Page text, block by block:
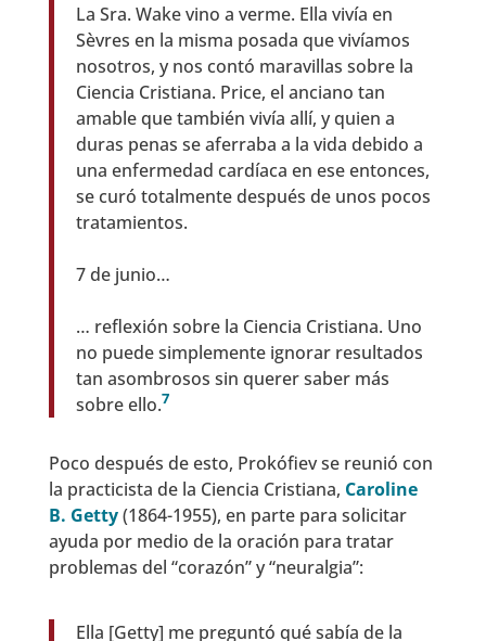
La Sra. Wake vino a verme. Ella vivía en
Sèvres en la misma posada que vivíamos
nosotros, y nos contó maravillas sobre la
Ciencia Cristiana. Price, el anciano tan
amable que también vivía allí, y quien a
duras penas se aferraba a la vida debido a
una enfermedad cardíaca en ese entonces,
se curó totalmente después de unos pocos
tratamientos.
7 de junio…
… reflexión sobre la Ciencia Cristiana. Uno
no puede simplemente ignorar resultados
tan asombrosos sin querer saber más
sobre ello.7
Poco después de esto, Prokófiev se reunió con
la practicista de la Ciencia Cristiana, Caroline
B. Getty(1864-1955), en parte para solicitar
ayuda por medio de la oración para tratar
problemas del “corazón” y “neuralgia”:
Ella [Getty] me preguntó qué sabía de la